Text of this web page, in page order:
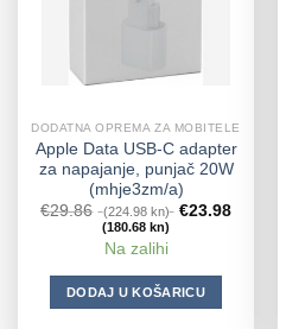
DODATNA OPREMA ZA MOBITELE
Apple Data USB-C adapter
za napajanje, punjač 20W
(mhje3zm/a)
€29.86 (224.98 kn) €23.98
(180.68 kn)
Na zalihi
DODAJ U KOŠARICU